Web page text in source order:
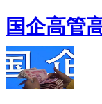
国企高管